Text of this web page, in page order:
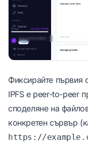
Фиксирайте първия
IPFS е peer-to-peer
споделяне на
конкретен сървър
https://